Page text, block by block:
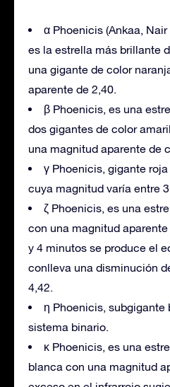
α Phoenicis (Ankaa,
es la estrella más brillante
una gigante de color
aparente de 2,40.
β Phoenicis, es una
dos gigantes de color
una magnitud aparente de
γ Phoenicis, gigante
cuya magnitud varía entre
ζ Phoenicis, es una
con una magnitud
y 4 minutos se produce el
conlleva una disminución
4,42.
η Phoenicis, subgigante
sistema binario.
κ Phoenicis, es una
blanca con una magnitud